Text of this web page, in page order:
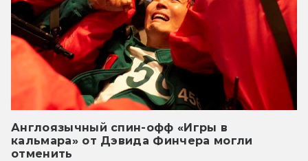
Англоязычный спин-офф «Игры в
кальмара» от Дэвида Финчера могли
отменить